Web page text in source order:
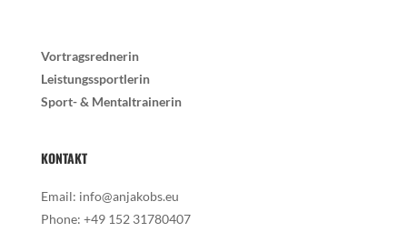
Vortragsrednerin
Leistungssportlerin
Sport- & Mentaltrainerin
KONTAKT
Email: info@anjakobs.eu
Phone: +49 152 31780407